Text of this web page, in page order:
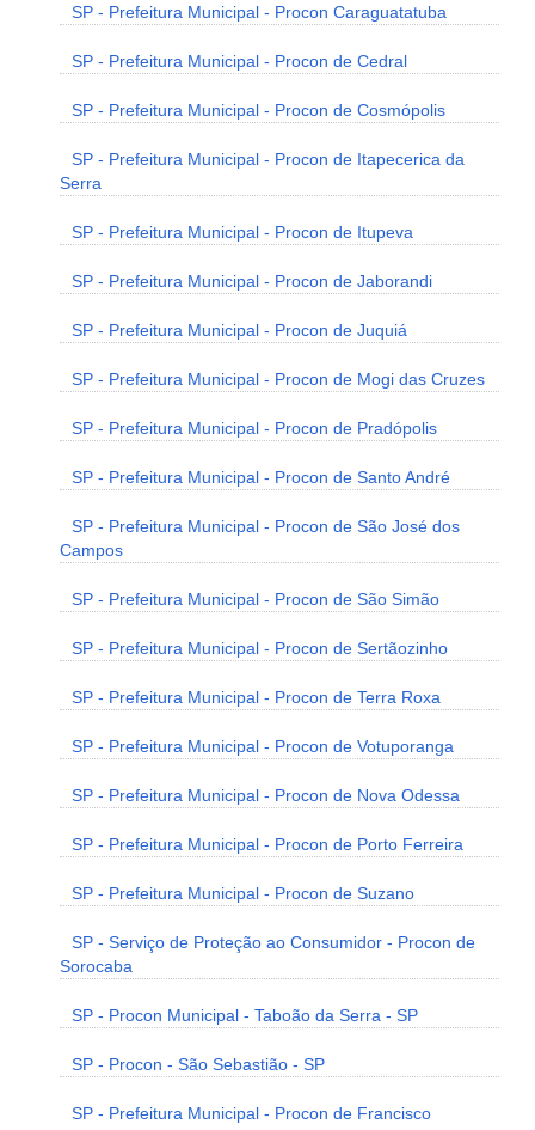
SP - Prefeitura Municipal - Procon Caraguatatuba
SP - Prefeitura Municipal - Procon de Cedral
SP - Prefeitura Municipal - Procon de Cosmópolis
SP - Prefeitura Municipal - Procon de Itapecerica da
Serra
SP - Prefeitura Municipal - Procon de Itupeva
SP - Prefeitura Municipal - Procon de Jaborandi
SP - Prefeitura Municipal - Procon de Juquiá
SP - Prefeitura Municipal - Procon de Mogi das Cruzes
SP - Prefeitura Municipal - Procon de Pradópolis
SP - Prefeitura Municipal - Procon de Santo André
SP - Prefeitura Municipal - Procon de São José dos
Campos
SP - Prefeitura Municipal - Procon de São Simão
SP - Prefeitura Municipal - Procon de Sertãozinho
SP - Prefeitura Municipal - Procon de Terra Roxa
SP - Prefeitura Municipal - Procon de Votuporanga
SP - Prefeitura Municipal - Procon de Nova Odessa
SP - Prefeitura Municipal - Procon de Porto Ferreira
SP - Prefeitura Municipal - Procon de Suzano
SP - Serviço de Proteção ao Consumidor - Procon de
Sorocaba
SP - Procon Municipal - Taboão da Serra - SP
SP - Procon - São Sebastião - SP
SP - Prefeitura Municipal - Procon de Francisco